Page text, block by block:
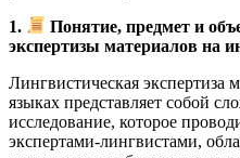
1.
Понятие, предмет и
экспертизы материалов на
Лингвистическая экспертиза
языках представляет собой
исследование, которое
экспертами-лингвистами,